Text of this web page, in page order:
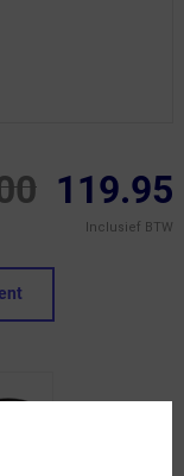
119.95
Inclusief BTW